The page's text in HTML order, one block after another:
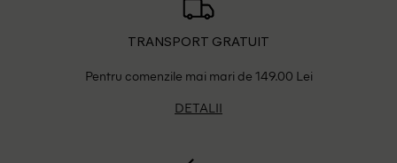
TRANSPORT GRATUIT
Pentru comenzile mai mari de 149.00 Lei
DETALII